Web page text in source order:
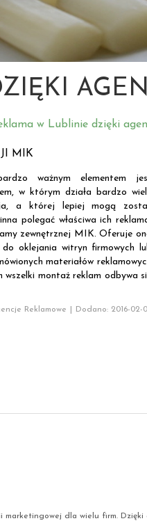
w Lublinie dzięki
MIK
ważnym elementem
w którym działa bardzo
a której lepiej mogą
polegać właściwa ich
zewnętrznej MIK. Oferuje
oklejania witryn firmowych
materiałów
montaż reklam odbywa
Reklamowe Dodano: 2016-02-
dla wielu firm. Dzięki